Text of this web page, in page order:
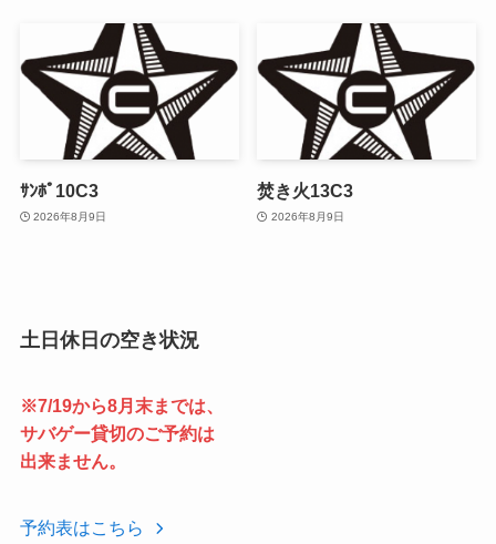
ｻﾝﾎﾟ10C3
2026年8月9日
焚き火13C3
2026年8月9日
土日休日の空き状況
※7/19から8月末までは、
サバゲー貸切のご予約は
出来ません。
予約表はこちら